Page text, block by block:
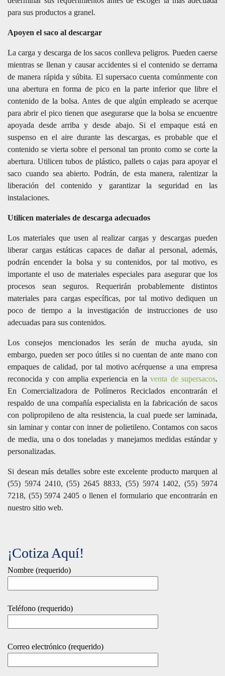
para sus productos a granel.
Apoyen el saco al descargar
La carga y descarga de los sacos conlleva peligros. Pueden caerse
mientras se llenan y causar accidentes si el contenido se derrama
de manera rápida y súbita. El supersaco cuenta comúnmente con
una abertura en forma de pico en la parte inferior que libre el
contenido de la bolsa. Antes de que algún empleado se acerque
para abrir el pico tienen que asegurarse que la bolsa se encuentre
apoyada desde arriba y desde abajo. Si el empaque está en
suspenso en el aire durante las descargas, es probable que el
contenido se vierta sobre el personal tan pronto como se corte la
abertura. Utilicen tubos de plástico, pallets o cajas para apoyar el
saco cuando sea abierto. Podrán, de esta manera, ralentizar la
liberación del contenido y garantizar la seguridad en las
instalaciones.
Utilicen materiales de descarga adecuados
Los materiales que usen al realizar cargas y descargas pueden
liberar cargas estáticas capaces de dañar al personal, además,
podrán encender la bolsa y su contenidos, por tal motivo, es
importante el uso de materiales especiales para asegurar que los
procesos sean seguros. Requerirán probablemente distintos
materiales para cargas específicas, por tal motivo dediquen un
poco de tiempo a la investigación de instrucciones de uso
adecuadas para sus contenidos.
Los consejos mencionados les serán de mucha ayuda, sin
embargo, pueden ser poco útiles si no cuentan de ante mano con
empaques de calidad, por tal motivo acérquense a una empresa
reconocida y con amplia experiencia en laventa de supersacos.
En Comercializadora de Polímeros Reciclados encontrarán el
respaldo de una compañía especialista en la fabricación de sacos
con polipropileno de alta resistencia, la cual puede ser laminada,
sin laminar y contar con inner de polietileno. Contamos con sacos
de media, una o dos toneladas y manejamos medidas estándar y
personalizadas.
Si desean más detalles sobre este excelente producto marquen al
(55) 5974 2410, (55) 2645 8833, (55) 5974 1402, (55) 5974
7218, (55) 5974 2405 o llenen el formulario que encontrarán en
nuestro sitio web.
¡Cotiza Aquí!
Nombre (requerido)
Teléfono (requerido)
Correo electrónico (requerido)